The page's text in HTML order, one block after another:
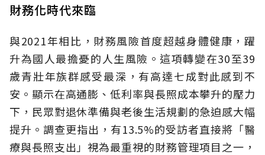
財務化時代來臨
與2021年相比，財務風險首度超越身體健康，躍
升為國人最擔憂的人生風險。這項轉變在30至39
歲青壯年族群感受最深，有高達七成對此感到不
安。顯示在高通膨、低利率與長照成本攀升的壓力
下，民眾對退休準備與老後生活規劃的急迫感大幅
提升。調查更指出，有13.5%的受訪者直接將「醫
療與長照支出」視為最重視的財務管理項目之一，